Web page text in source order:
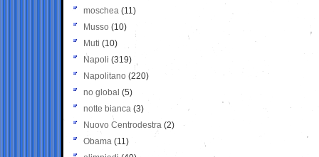
moschea (11)
Musso (10)
Muti (10)
Napoli (319)
Napolitano (220)
no global (5)
notte bianca (3)
Nuovo Centrodestra (2)
Obama (11)